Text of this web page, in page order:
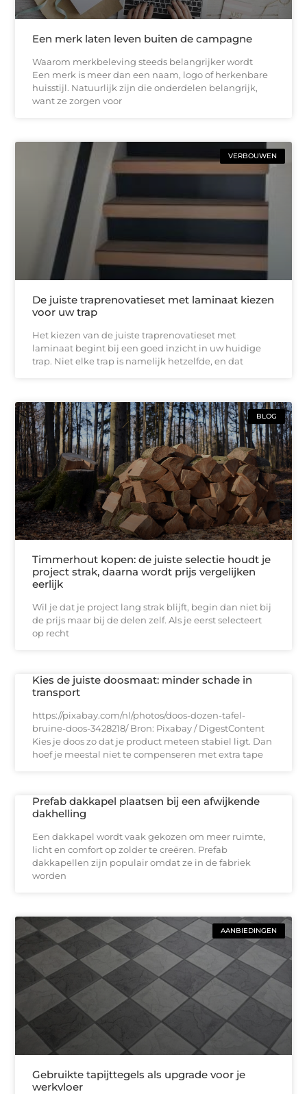
Een merk laten leven buiten de campagne
Waarom merkbeleving steeds belangrijker wordt
Een merk is meer dan een naam, logo of herkenbare
huisstijl. Natuurlijk zijn die onderdelen belangrijk,
want ze zorgen voor
VERBOUWEN
De juiste traprenovatieset met laminaat kiezen
voor uw trap
Het kiezen van de juiste traprenovatieset met
laminaat begint bij een goed inzicht in uw huidige
trap. Niet elke trap is namelijk hetzelfde, en dat
BLOG
Timmerhout kopen: de juiste selectie houdt je
project strak, daarna wordt prijs vergelijken
eerlijk
Wil je dat je project lang strak blijft, begin dan niet bij
de prijs maar bij de delen zelf. Als je eerst selecteert
op recht
Kies de juiste doosmaat: minder schade in
transport
https://pixabay.com/nl/photos/doos-dozen-tafel-
bruine-doos-3428218/ Bron: Pixabay / DigestContent
Kies je doos zo dat je product meteen stabiel ligt. Dan
hoef je meestal niet te compenseren met extra tape
Prefab dakkapel plaatsen bij een afwijkende
dakhelling
Een dakkapel wordt vaak gekozen om meer ruimte,
licht en comfort op zolder te creëren. Prefab
dakkapellen zijn populair omdat ze in de fabriek
worden
AANBIEDINGEN
Gebruikte tapijttegels als upgrade voor je
werkvloer